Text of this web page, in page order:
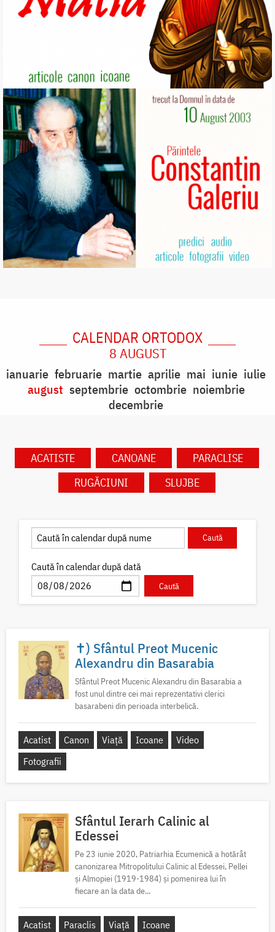
CALENDAR ORTODOX
8 AUGUST
ianuarie februarie martie aprilie mai iunie iulie
august septembrie octombrie noiembrie
decembrie
ACATISTE CANOANE
PARACLISE
RUGĂCIUNI
SLUJBE
Caută în calendar după dată
✝) Sfântul Preot Mucenic
Alexandru din Basarabia
Sfântul Preot Mucenic Alexandru din Basarabia a
fost unul dintre cei mai reprezentativi clerici
basarabeni din perioada interbelică.
Acatist Canon Viață Icoane
Video
Fotografii
Sfântul Ierarh Calinic al
Edessei
Pe 23 iunie 2020, Patriarhia Ecumenică a hotărât
canonizarea Mitropolitului Calinic al Edessei, Pellei
și Almopiei (1919-1984) și pomenirea lui în
fiecare an la data de...
Acatist Paraclis Viață
Icoane